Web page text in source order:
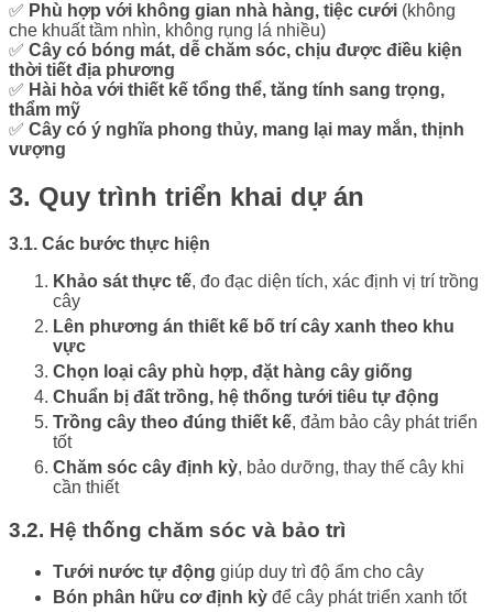
✅ Phù hợp với không gian nhà hàng, tiệc cưới (không
che khuất tầm nhìn, không rụng lá nhiều)
✅ Cây có bóng mát, dễ chăm sóc, chịu được điều kiện
thời tiết địa phương
✅ Hài hòa với thiết kế tổng thể, tăng tính sang trọng,
thẩm mỹ
✅ Cây có ý nghĩa phong thủy, mang lại may mắn, thịnh
vượng
3. Quy trình triển khai dự án
3.1. Các bước thực hiện
Khảo sát thực tế, đo đạc diện tích, xác định vị trí trồng
cây
Lên phương án thiết kế bố trí cây xanh theo khu
vực
Chọn loại cây phù hợp, đặt hàng cây giống
Chuẩn bị đất trồng, hệ thống tưới tiêu tự động
Trồng cây theo đúng thiết kế, đảm bảo cây phát triển
tốt
Chăm sóc cây định kỳ, bảo dưỡng, thay thế cây khi
cần thiết
3.2. Hệ thống chăm sóc và bảo trì
Tưới nước tự động giúp duy trì độ ẩm cho cây
Bón phân hữu cơ định kỳ để cây phát triển xanh tốt